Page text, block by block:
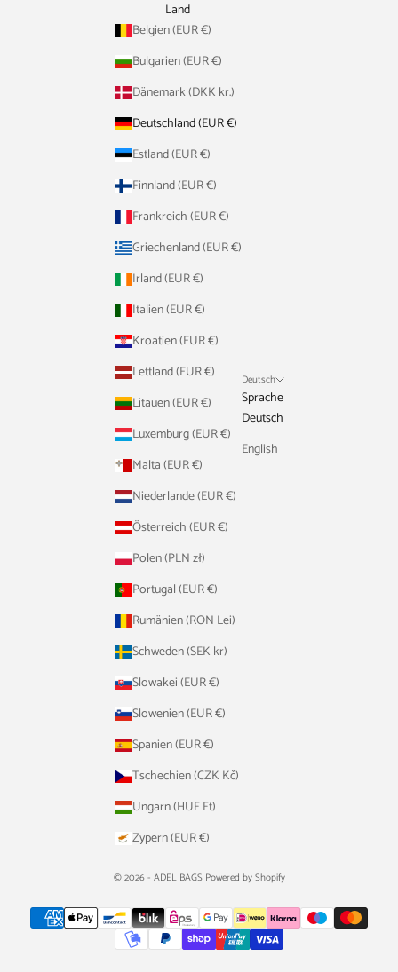
Land
Belgien (EUR €)
Bulgarien (EUR €)
Dänemark (DKK kr.)
Deutschland (EUR €)
Estland (EUR €)
Finnland (EUR €)
Frankreich (EUR €)
Griechenland (EUR €)
Irland (EUR €)
Italien (EUR €)
Kroatien (EUR €)
Lettland (EUR €)
Litauen (EUR €)
Luxemburg (EUR €)
Malta (EUR €)
Niederlande (EUR €)
Österreich (EUR €)
Polen (PLN zł)
Portugal (EUR €)
Rumänien (RON Lei)
Schweden (SEK kr)
Slowakei (EUR €)
Slowenien (EUR €)
Spanien (EUR €)
Tschechien (CZK Kč)
Ungarn (HUF Ft)
Zypern (EUR €)
Deutsch
Sprache
Deutsch
English
© 2026 - ADEL BAGS Powered by Shopify